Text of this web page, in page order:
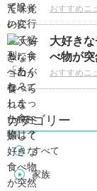
おすすめニ
大好き
べ物が
おすすめニ
カテゴリー
すべて
家族